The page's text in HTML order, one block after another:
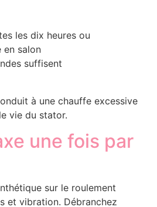
les dix heures ou
en salon
suffisent
à une chauffe excessive
vie du stator.
une fois par
sur le roulement
et vibration. Débranchez